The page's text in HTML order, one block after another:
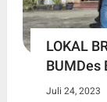
LOKAL
BUMDes
Juli 24, 2023